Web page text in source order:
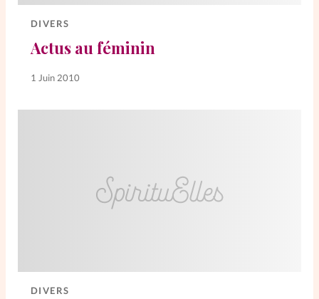
DIVERS
Actus au féminin
1 Juin 2010
DIVERS